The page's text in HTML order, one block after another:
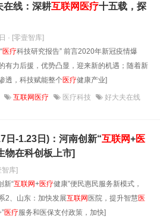
在线：深耕互联网 医疗十五载，探
· [零壹智库]
医疗科技研究报告” 前言2020年新冠疫情爆
有力后援，优势凸显，迎来新的机遇；随着新
透，科技赋能整个医疗健康产业]
互联网医疗 医疗科技 好大夫在线
日-1.23日)：河南创新“互联网+医
物在科创板上市]
智库]
新“互联网+医疗健康”便民惠民服务新模式，
2、山东：加快发展互联网医院，提升智慧医
医疗服务和医保支付政策，加快]